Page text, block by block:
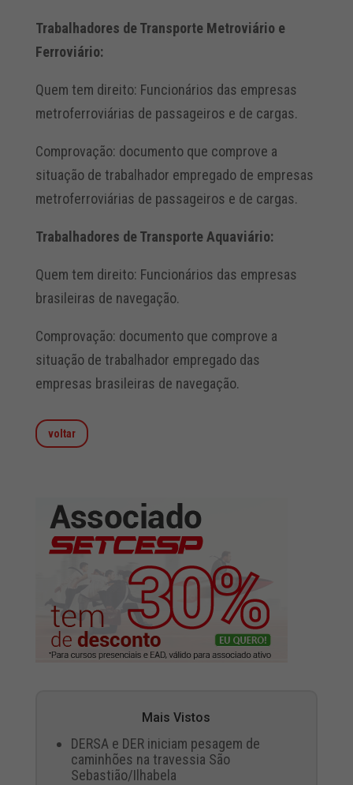
Trabalhadores de Transporte Metroviário e
Ferroviário:
Quem tem direito: Funcionários das empresas
metroferroviárias de passageiros e de cargas.
Comprovação: documento que comprove a
situação de trabalhador empregado de empresas
metroferroviárias de passageiros e de cargas.
Trabalhadores de Transporte Aquaviário:
Quem tem direito: Funcionários das empresas
brasileiras de navegação.
Comprovação: documento que comprove a
situação de trabalhador empregado das
empresas brasileiras de navegação.
voltar
Mais Vistos
DERSA e DER iniciam pesagem de
caminhões na travessia São
Sebastião/Ilhabela